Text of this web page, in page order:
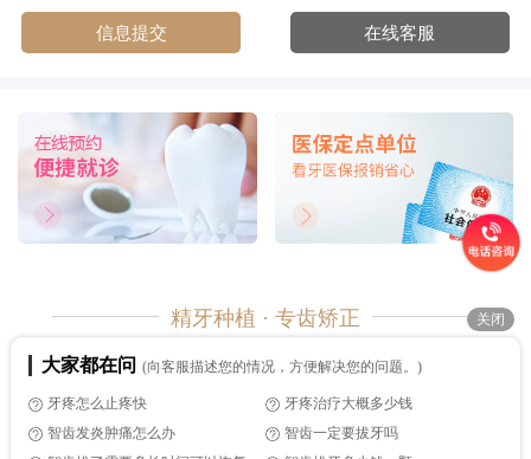
信息提交 在线客服
精牙种植 · 专齿矫正
Copyright © 2012-2024 牙博士口腔连锁机构
官方电话：4000000932
商务合作：dqdq27（微信）
关闭
大家都在问 (向客服描述您的情况，方便解决您的问题。)
牙疼怎么止疼快
牙疼治疗大概多少钱
智齿发炎肿痛怎么办
智齿一定要拔牙吗